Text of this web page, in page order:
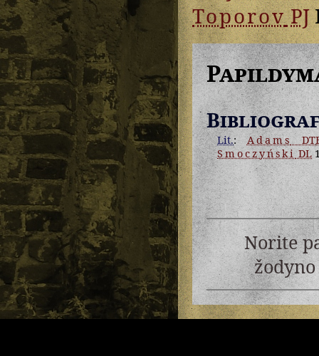
ToporovPJ
Lit.:Adams
SmoczyńskiDL
Norite